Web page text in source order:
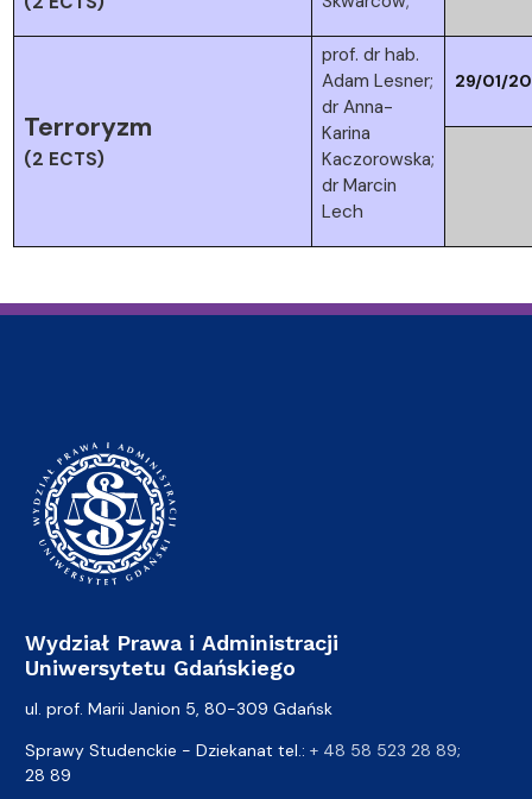
Terroryzm
(2 ECTS)
prof. dr hab.
Adam Lesner;
dr Anna-
Karina
Kaczorowska;
dr Marcin
Lech
29/01/
Wydział Prawa i Administracji
Uniwersytetu Gdańskiego
ul. prof. Marii Janion 5, 80-309 Gdańsk
Sprawy Studenckie - Dziekanat tel.: + 48 58 523 28 89;
28 89